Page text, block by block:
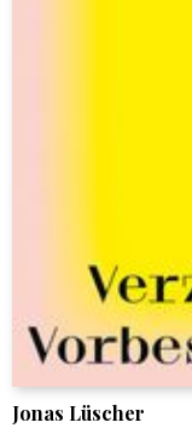
Jonas Lüscher